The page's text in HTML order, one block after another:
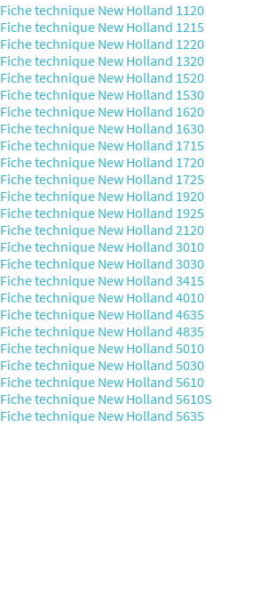
Fiche technique New Holland 1120
Fiche technique New Holland 1215
Fiche technique New Holland 1220
Fiche technique New Holland 1320
Fiche technique New Holland 1520
Fiche technique New Holland 1530
Fiche technique New Holland 1620
Fiche technique New Holland 1630
Fiche technique New Holland 1715
Fiche technique New Holland 1720
Fiche technique New Holland 1725
Fiche technique New Holland 1920
Fiche technique New Holland 1925
Fiche technique New Holland 2120
Fiche technique New Holland 3010
Fiche technique New Holland 3030
Fiche technique New Holland 3415
Fiche technique New Holland 4010
Fiche technique New Holland 4635
Fiche technique New Holland 4835
Fiche technique New Holland 5010
Fiche technique New Holland 5030
Fiche technique New Holland 5610
Fiche technique New Holland 5610S
Fiche technique New Holland 5635